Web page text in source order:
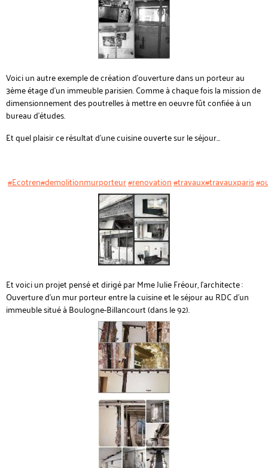
Voici un autre exemple de création d'ouverture dans un porteur au
3ème étage d'un immeuble parisien. Comme à chaque fois la mission de
dimensionnement des poutrelles à mettre en oeuvre fût confiée à un
bureau d'études.
Et quel plaisir ce résultat d'une cuisine ouverte sur le séjour...
#Ecotren#demolitionmurporteur#renovation#travaux#travauxparis
Et voici un projet pensé et dirigé par Mme Julie Fréour, l'architecte :
Ouverture d'un mur porteur entre la cuisine et le séjour au RDC d'un
immeuble situé à Boulogne-Billancourt (dans le 92).